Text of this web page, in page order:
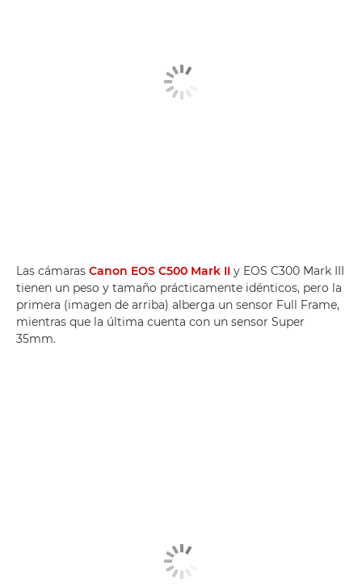
Las cámaras Canon EOS C500 Mark II y EOS C300 Mark III
tienen un peso y tamaño prácticamente idénticos, pero la
primera (imagen de arriba) alberga un sensor Full Frame,
mientras que la última cuenta con un sensor Super
35mm.